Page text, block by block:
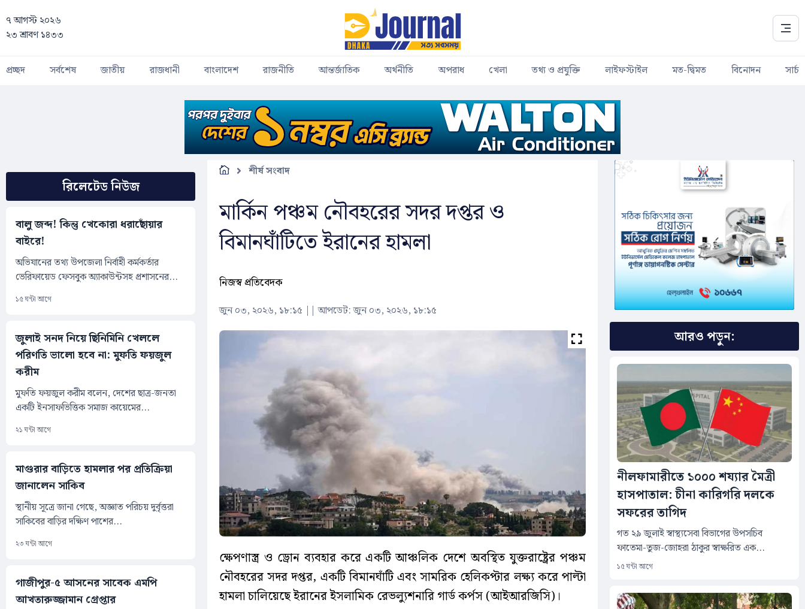
৭ আগস্ট ২০২৬
২৩ শ্রাবণ ১৪৩৩
প্রচ্ছদ সর্বশেষ জাতীয় রাজধানী বাংলাদেশ রাজনীতি আন্তর্জাতিক অর্থনীতি অপরাধ খেলা তথ্য ও প্রযুক্তি লাইফস্টাইল মত-দ্বিমত বিনোদন সার্চ
রিলেটেড নিউজ
বালু জব্দ! কিন্তু খেকোরা ধরাছোঁয়ার
বাইরে!
অভিযানের তথ্য উপজেলা নির্বাহী কর্মকর্তার
ভেরিফায়েড ফেসবুক অ্যাকাউন্টসহ প্রশাসনের...
১৫ ঘন্টা আগে
জুলাই সনদ নিয়ে ছিনিমিনি খেললে
পরিণতি ভালো হবে না: মুফতি ফয়জুল
করীম
মুফতি ফয়জুল করীম বলেন, দেশের ছাত্র-জনতা
একটি ইনসাফভিত্তিক সমাজ কায়েমের...
২১ ঘন্টা আগে
মাগুরার বাড়িতে হামলার পর প্রতিক্রিয়া
জানালেন সাকিব
স্থানীয় সূত্রে জানা গেছে, অজ্ঞাত পরিচয় দুর্বৃত্তরা
সাকিবের বাড়ির দক্ষিণ পাশের...
২৩ ঘন্টা আগে
গাজীপুর-৫ আসনের সাবেক এমপি
আখতারুজ্জামান গ্রেপ্তার
শীর্ষ সংবাদ
মার্কিন পঞ্চম নৌবহরের সদর দপ্তর ও
বিমানঘাঁটিতে ইরানের হামলা
নিজস্ব প্রতিবেদক
জুন ০৩, ২০২৬, ১৮:১৫ ||আপডেট: জুন ০৩, ২০২৬, ১৮:১৫
ক্ষেপণাস্ত্র ও ড্রোন ব্যবহার করে একটি আঞ্চলিক দেশে অবস্থিত যুক্তরাষ্ট্রের পঞ্চম
নৌবহরের সদর দপ্তর, একটি বিমানঘাঁটি এবং সামরিক হেলিকপ্টার লক্ষ্য করে পাল্টা
হামলা চালিয়েছে ইরানের ইসলামিক রেভল্যুশনারি গার্ড কর্পস (আইআরজিসি)।
আরও পড়ুন:
নীলফামারীতে ১০০০ শয্যার মৈত্রী
হাসপাতাল: চীনা কারিগরি দলকে
সফরের তাগিদ
গত ২৯ জুলাই স্বাস্থ্যসেবা বিভাগের উপসচিব
ফাতেমা-তুজ-জোহরা ঠাকুর স্বাক্ষরিত এক...
১৫ ঘন্টা আগে